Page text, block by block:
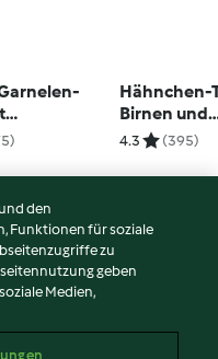
Hähnchen-
Birnen und
4.3 (395)
den
Funktionen für soziale
zu
geben
Medien,